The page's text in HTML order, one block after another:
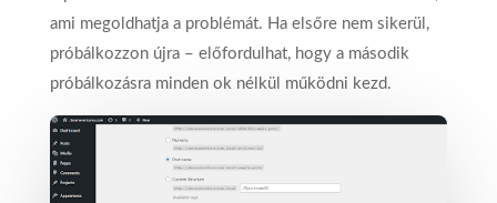
ami megoldhatja a problémát. Ha elsőre nem sikerül,
próbálkozzon újra – előfordulhat, hogy a második
próbálkozásra minden ok nélkül működni kezd.